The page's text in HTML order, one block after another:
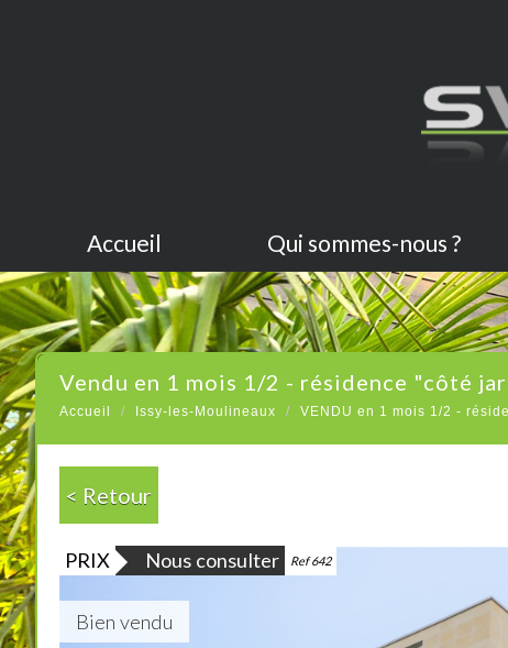
Accueil Qui sommes-nous ?
vendu en 1 mois 1/2 - résidence "côté
Accueil Issy-les-Moulineaux VENDU en 1 mois 1/2 -
< Retour
PRIX Nous consulter Ref 642
Bien vendu